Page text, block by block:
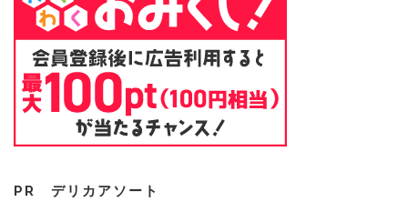
PR デリカアソート